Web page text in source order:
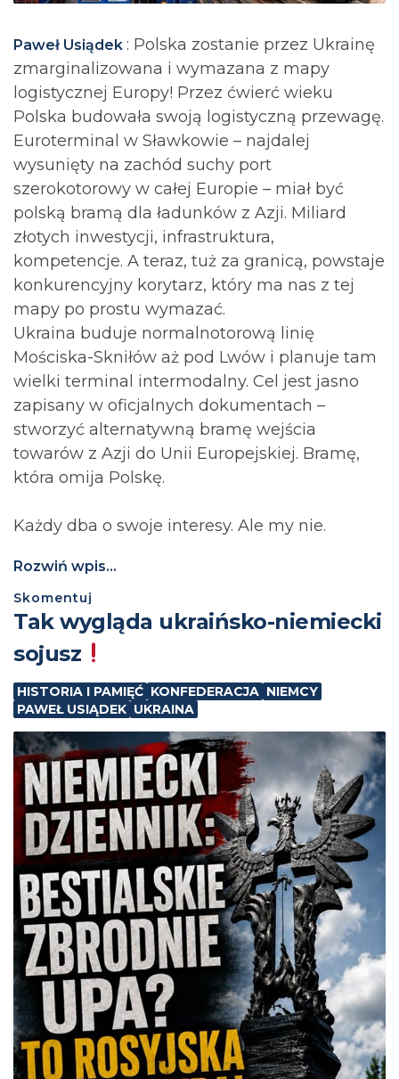
Paweł Usiądek : Polska zostanie przez Ukrainę
zmarginalizowana i wymazana z mapy
logistycznej Europy! Przez ćwierć wieku
Polska budowała swoją logistyczną przewagę.
Euroterminal w Sławkowie – najdalej
wysunięty na zachód suchy port
szerokotorowy w całej Europie – miał być
polską bramą dla ładunków z Azji. Miliard
złotych inwestycji, infrastruktura,
kompetencje. A teraz, tuż za granicą, powstaje
konkurencyjny korytarz, który ma nas z tej
mapy po prostu wymazać.
Ukraina buduje normalnotorową linię
Mościska-Skniłów aż pod Lwów i planuje tam
wielki terminal intermodalny. Cel jest jasno
zapisany w oficjalnych dokumentach –
stworzyć alternatywną bramę wejścia
towarów z Azji do Unii Europejskiej. Bramę,
która omija Polskę.
Każdy dba o swoje interesy. Ale my nie.
Rozwiń wpis...
Skomentuj
Tak wygląda ukraińsko-niemiecki
sojusz
HISTORIA I PAMIĘĆ KONFEDERACJA NIEMCY
PAWEŁ USIĄDEK UKRAINA